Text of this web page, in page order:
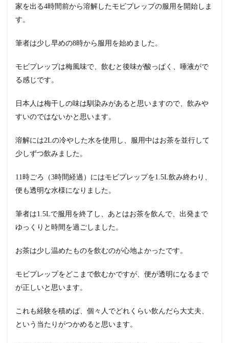
家を出る4時間前から溶解したモビプレップの服用を開始しま
す。
筆者は少し早めの8時から服用を始めました。
モビプレップは梅風味で、飲むと後味が酸っぱく、唾液がで
る感じです。
日本人は梅干しの味は馴染みがあると思いますので、飲みや
すいのではないかと思います。
溶解には2Lの冷やした水を使用し、服用中はお茶を並行して
少しずつ飲みました。
11時ごろ（3時間経過）にはモビプレップを1.5L飲み終わり、
便も透明な水様になりました。
筆者は1.5Lで服用を終了し、あとはお茶を飲んで、出発まで
ゆっくりと時間を過ごしました。
お茶は少し温めたものを飲むのが心地よかったです。
モビプレップをどこまで飲むかですが、便が透明になるまで
が正しいと思います。
これも経験を積めば、個々人でどれくらい飲んだら大丈夫、
という当たりがつかめると思います。